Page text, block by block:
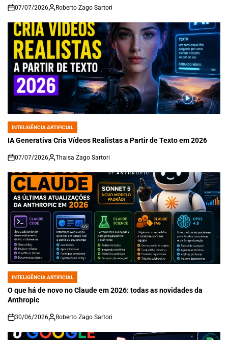
on
07/07/2026 Roberto Zago Sartori
POSTED
IN
INTELIGÊNCIA ARTIFICIAL
IA Generativa Cria Vídeos Realistas a Partir de Texto em 2026
on
07/07/2026 Thaisa Zago Sartori
POSTED
IN
INTELIGÊNCIA ARTIFICIAL
O que há de novo no Claude em 2026: todas as novidades da
Anthropic
on
30/06/2026 Roberto Zago Sartori